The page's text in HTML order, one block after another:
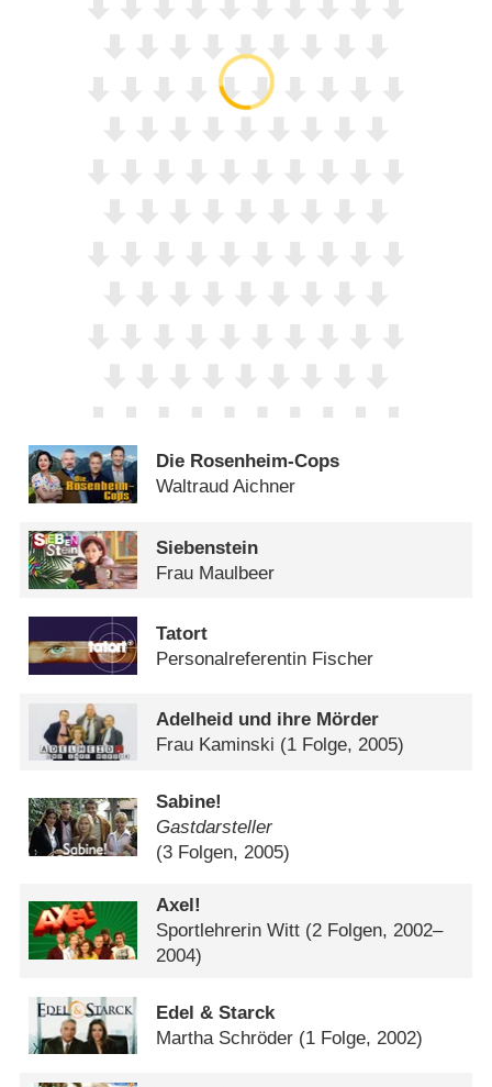
Die Rosenheim-Cops
Waltraud Aichner
Siebenstein
Frau Maulbeer
Tatort
Personalreferentin Fischer
Adelheid und ihre Mörder
Frau Kaminski (1 Folge, 2005)
Sabine!
Gastdarsteller
(3 Folgen, 2005)
Axel!
Sportlehrerin Witt (2 Folgen, 2002–
2004)
Edel & Starck
Martha Schröder (1 Folge, 2002)